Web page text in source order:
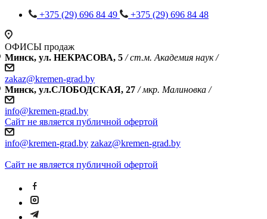
+375 (29) 696 84 49
+375 (29) 696 84 48
ОФИСЫ продаж
Минск, ул. НЕКРАСОВА, 5 / ст.м. Академия наук /
zakaz@kremen-grad.by
Минск, ул.СЛОБОДСКАЯ, 27 / мкр. Малиновка /
info@kremen-grad.by
Сайт не является публичной офертой
info@kremen-grad.by zakaz@kremen-grad.by
Сайт не является публичной офертой